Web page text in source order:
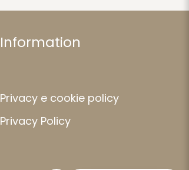
Information
Privacy e cookie policy
Privacy Policy